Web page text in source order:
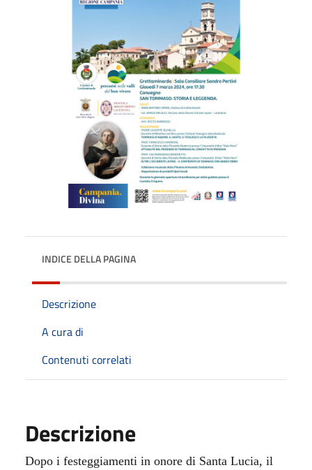
INDICE DELLA PAGINA
Descrizione
A cura di
Contenuti correlati
Descrizione
Dopo i festeggiamenti in onore di Santa Lucia, il